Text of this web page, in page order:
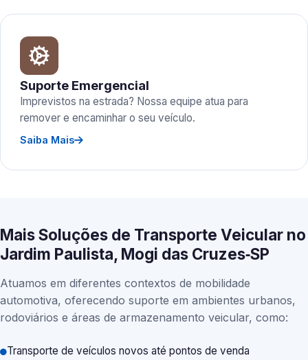
Suporte Emergencial
Imprevistos na estrada? Nossa equipe atua para
remover e encaminhar o seu veículo.
Saiba Mais
Mais Soluções de Transporte Veicular no
Jardim Paulista, Mogi das Cruzes‑SP
Atuamos em diferentes contextos de mobilidade
automotiva, oferecendo suporte em ambientes urbanos,
rodoviários e áreas de armazenamento veicular, como:
Transporte de veículos novos até pontos de venda